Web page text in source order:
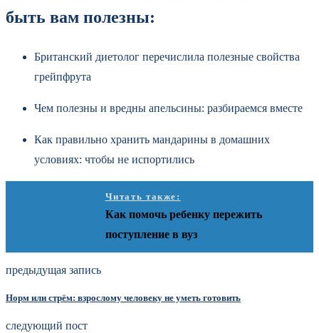
быть вам полезны:
Британский диетолог перечислила полезные свойства
грейпфрута
Чем полезны и вредны апельсины: разбираемся вместе
Как правильно хранить мандарины в домашних
условиях: чтобы не испортились
Читать также:
Как помочь ребенку пережить
поступление в вуз
предыдущая запись
Норм или стрём: взрослому человеку не уметь готовить
следующий пост